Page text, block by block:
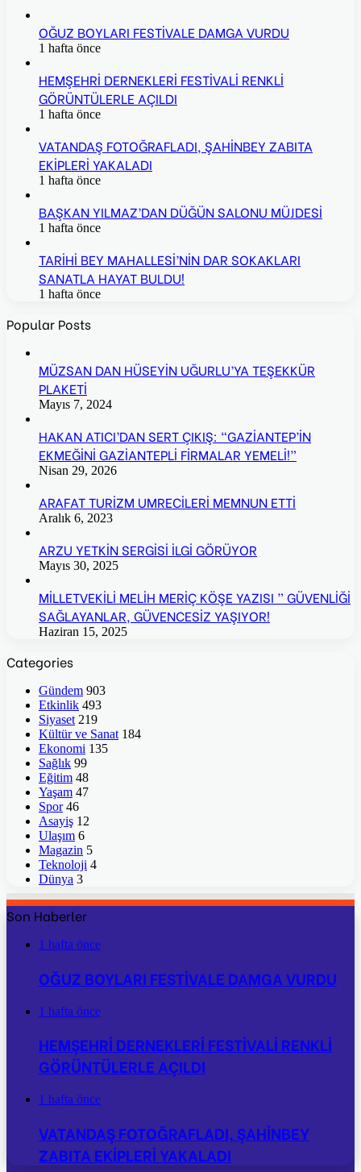
OĞUZ BOYLARI FESTİVALE DAMGA VURDU
1 hafta önce
HEMŞEHRİ DERNEKLERİ FESTİVALİ RENKLİ
GÖRÜNTÜLERLE AÇILDI
1 hafta önce
VATANDAŞ FOTOĞRAFLADI, ŞAHİNBEY ZABITA
EKİPLERİ YAKALADI
1 hafta önce
BAŞKAN YILMAZ’DAN DÜĞÜN SALONU MÜJDESİ
1 hafta önce
TARİHİ BEY MAHALLESİ’NİN DAR SOKAKLARI
SANATLA HAYAT BULDU!
1 hafta önce
Popular Posts
MÜZSAN DAN HÜSEYİN UĞURLU’YA TEŞEKKÜR
PLAKETİ
Mayıs 7, 2024
HAKAN ATICI’DAN SERT ÇIKIŞ: “GAZİANTEP’İN
EKMEĞİNİ GAZİANTEPLİ FİRMALAR YEMELİ!”
Nisan 29, 2026
ARAFAT TURİZM UMRECİLERİ MEMNUN ETTİ
Aralık 6, 2023
ARZU YETKİN SERGİSİ İLGİ GÖRÜYOR
Mayıs 30, 2025
MİLLETVEKİLİ MELİH MERİÇ KÖŞE YAZISI ” GÜVENLİĞİ
SAĞLAYANLAR, GÜVENCESİZ YAŞIYOR!
Haziran 15, 2025
Categories
Gündem 903
Etkinlik 493
Siyaset 219
Kültür ve Sanat 184
Ekonomi 135
Sağlık 99
Eğitim 48
Yaşam 47
Spor 46
Asayiş 12
Ulaşım 6
Magazin 5
Teknoloji 4
Dünya 3
Son Haberler
1 hafta önce
OĞUZ BOYLARI FESTİVALE DAMGA VURDU
1 hafta önce
HEMŞEHRİ DERNEKLERİ FESTİVALİ RENKLİ
GÖRÜNTÜLERLE AÇILDI
1 hafta önce
VATANDAŞ FOTOĞRAFLADI, ŞAHİNBEY
ZABITA EKİPLERİ YAKALADI